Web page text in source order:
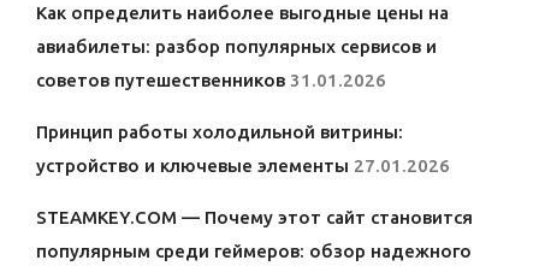
Как определить наиболее выгодные цены на
авиабилеты: разбор популярных сервисов и
советов путешественников 31.01.2026
Принцип работы холодильной витрины:
устройство и ключевые элементы 27.01.2026
STEAMKEY.COM — Почему этот сайт становится
популярным среди геймеров: обзор надежного